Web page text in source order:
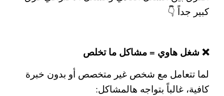
كبير جداً 👇
❌ شغل هاوي = مشاكل ما تخلص
لما تتعامل مع شخص غير متخصص أو بدون خبرة
كافية، غالباً بتواجه هالمشاكل: